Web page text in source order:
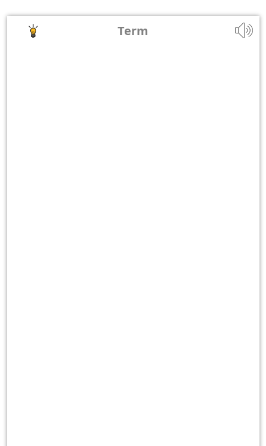
Term